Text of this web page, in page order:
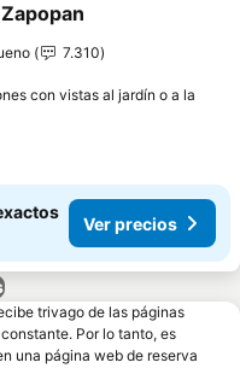
a favoritos
7.310
con vistas al jardín o a la
Ver precios
trivago de las páginas
Por lo tanto, es
una página web de reserva